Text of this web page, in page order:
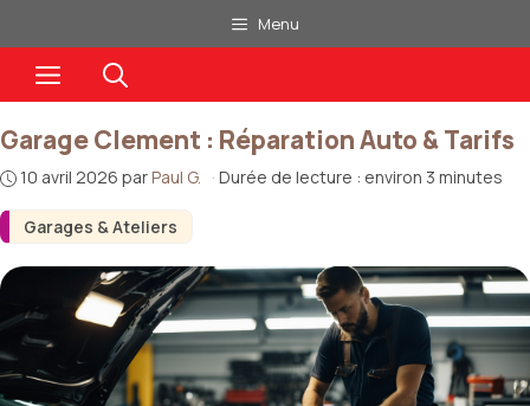
au
contenu
Menu
Menu
Garages & Ateliers
Garage Clement : Réparation Auto & Tarifs
10 avril 2026 parPaul G. · Durée de lecture : environ 3 minutes